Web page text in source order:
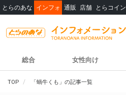
とらのあな インフォ 通販 店舗 とらコイン
総合 女性向け
TOP 「蝸牛くも」の記事一覧